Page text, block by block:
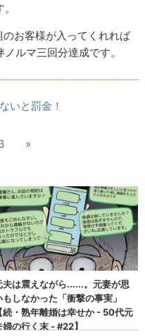
お客様が入ってくれれば
ルマ三回分達成です。
いと罰金！
»